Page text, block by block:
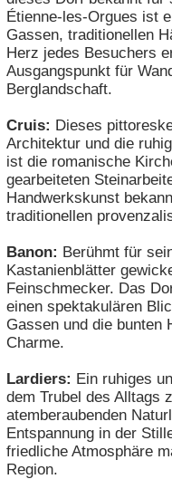
Étienne-les-Orgues ist
Gassen, traditionellen
Herz jedes Besuchers
Ausgangspunkt für
Berglandschaft.
Cruis: Dieses
Architektur und die
ist die romanische
gearbeiteten
Handwerkskunst
traditionellen
Banon: Berühmt für
Kastanienblätter
Feinschmecker. Das
einen spektakulären
Gassen und die bunten
Charme.
Lardiers: Ein ruhiges
dem Trubel des Alltags
atemberaubenden
Entspannung in der
friedliche Atmosphäre
Region.